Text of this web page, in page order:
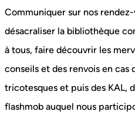
Communiquer sur nos rendez-
désacraliser la bibliothèque
à tous, faire découvrir les
conseils et des renvois en cas
tricotesques et puis des KAL,
flashmob auquel nous